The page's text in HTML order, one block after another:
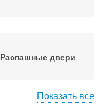
Распашные двери
Показать все